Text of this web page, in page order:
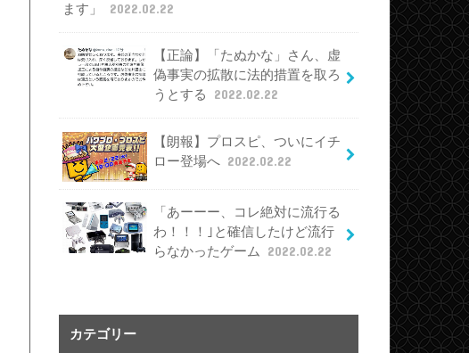
ます」
2022.02.22
【正論】「たぬかな」さん、虚
偽事実の拡散に法的措置を取ろ
うとする
2022.02.22
【朗報】プロスピ、ついにイチ
ロー登場へ 2022.02.22
「あーーー、コレ絶対に流行る
わ！！！｣と確信したけど流行
らなかったゲーム
2022.02.22
カテゴリー